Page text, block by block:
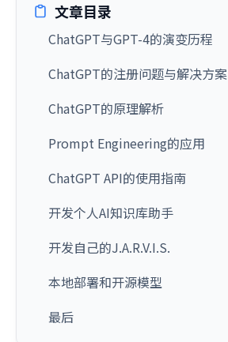
文章目录
ChatGPT与GPT-4的演变历程
ChatGPT的注册问题与解决方案
ChatGPT的原理解析
Prompt Engineering的应用
ChatGPT API的使用指南
开发个人AI知识库助手
开发自己的J.A.R.V.I.S.
本地部署和开源模型
最后